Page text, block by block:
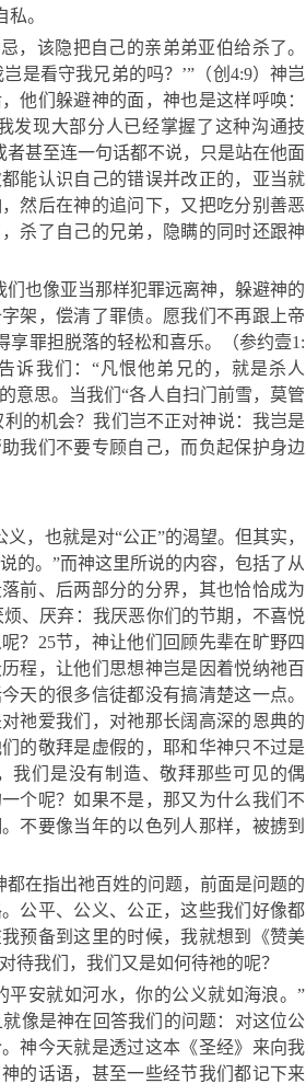
。
，该隐把自己的亲弟弟亚伯给杀了。
是看守我兄弟的吗？’”（创4:9）神岂
他们躲避神的面，神也是这样呼唤：
发现大部分人已经掌握了这种沟通技
甚至连一句话都不说，只是站在他面
能认识自己的错误并改正的，亚当就
然后在神的追问下，又把吃分别善恶
杀了自己的兄弟，隐瞒的同时还跟神
也像亚当那样犯罪远离神，躲避神的
架，偿清了罪债。愿我们不再跟上帝
罪担脱落的轻松和喜乐。（参约壹1:
诉我们：“凡恨他弟兄的，就是杀人
意思。当我们“各人自扫门前雪，莫管
的机会？我们岂不正对神说：我岂是
我们不要专顾自己，而负起保护身边
，也就是对“公正”的渴望。但其实，
的。”而神这里所说的内容，包括了从
前、后两部分的分界，其也恰恰成为
、厌弃：我厌恶你们的节期，不喜悦
？25节，神让他们回顾先辈在旷野四
程，让他们思想神岂是因着悦纳祂百
天的很多信徒都没有搞清楚这一点。
祂爱我们，对祂那长阔高深的恩典的
的敬拜是虚假的，耶和华神只不过是
我们是没有制造、敬拜那些可见的偶
个呢？如果不是，那又为什么我们不
不要像当年的以色列人那样，被掳到
在指出祂百姓的问题，前面是问题的
公平、公义、公正，这些我们好像都
预备到这里的时候，我就想到《赞美
待我们，我们又是如何待祂的呢？
安就如河水，你的公义就如海浪。”
像是神在回答我们的问题：对这位公
神今天就是透过这本《圣经》来向我
的话语，甚至一些经节我们都记下来